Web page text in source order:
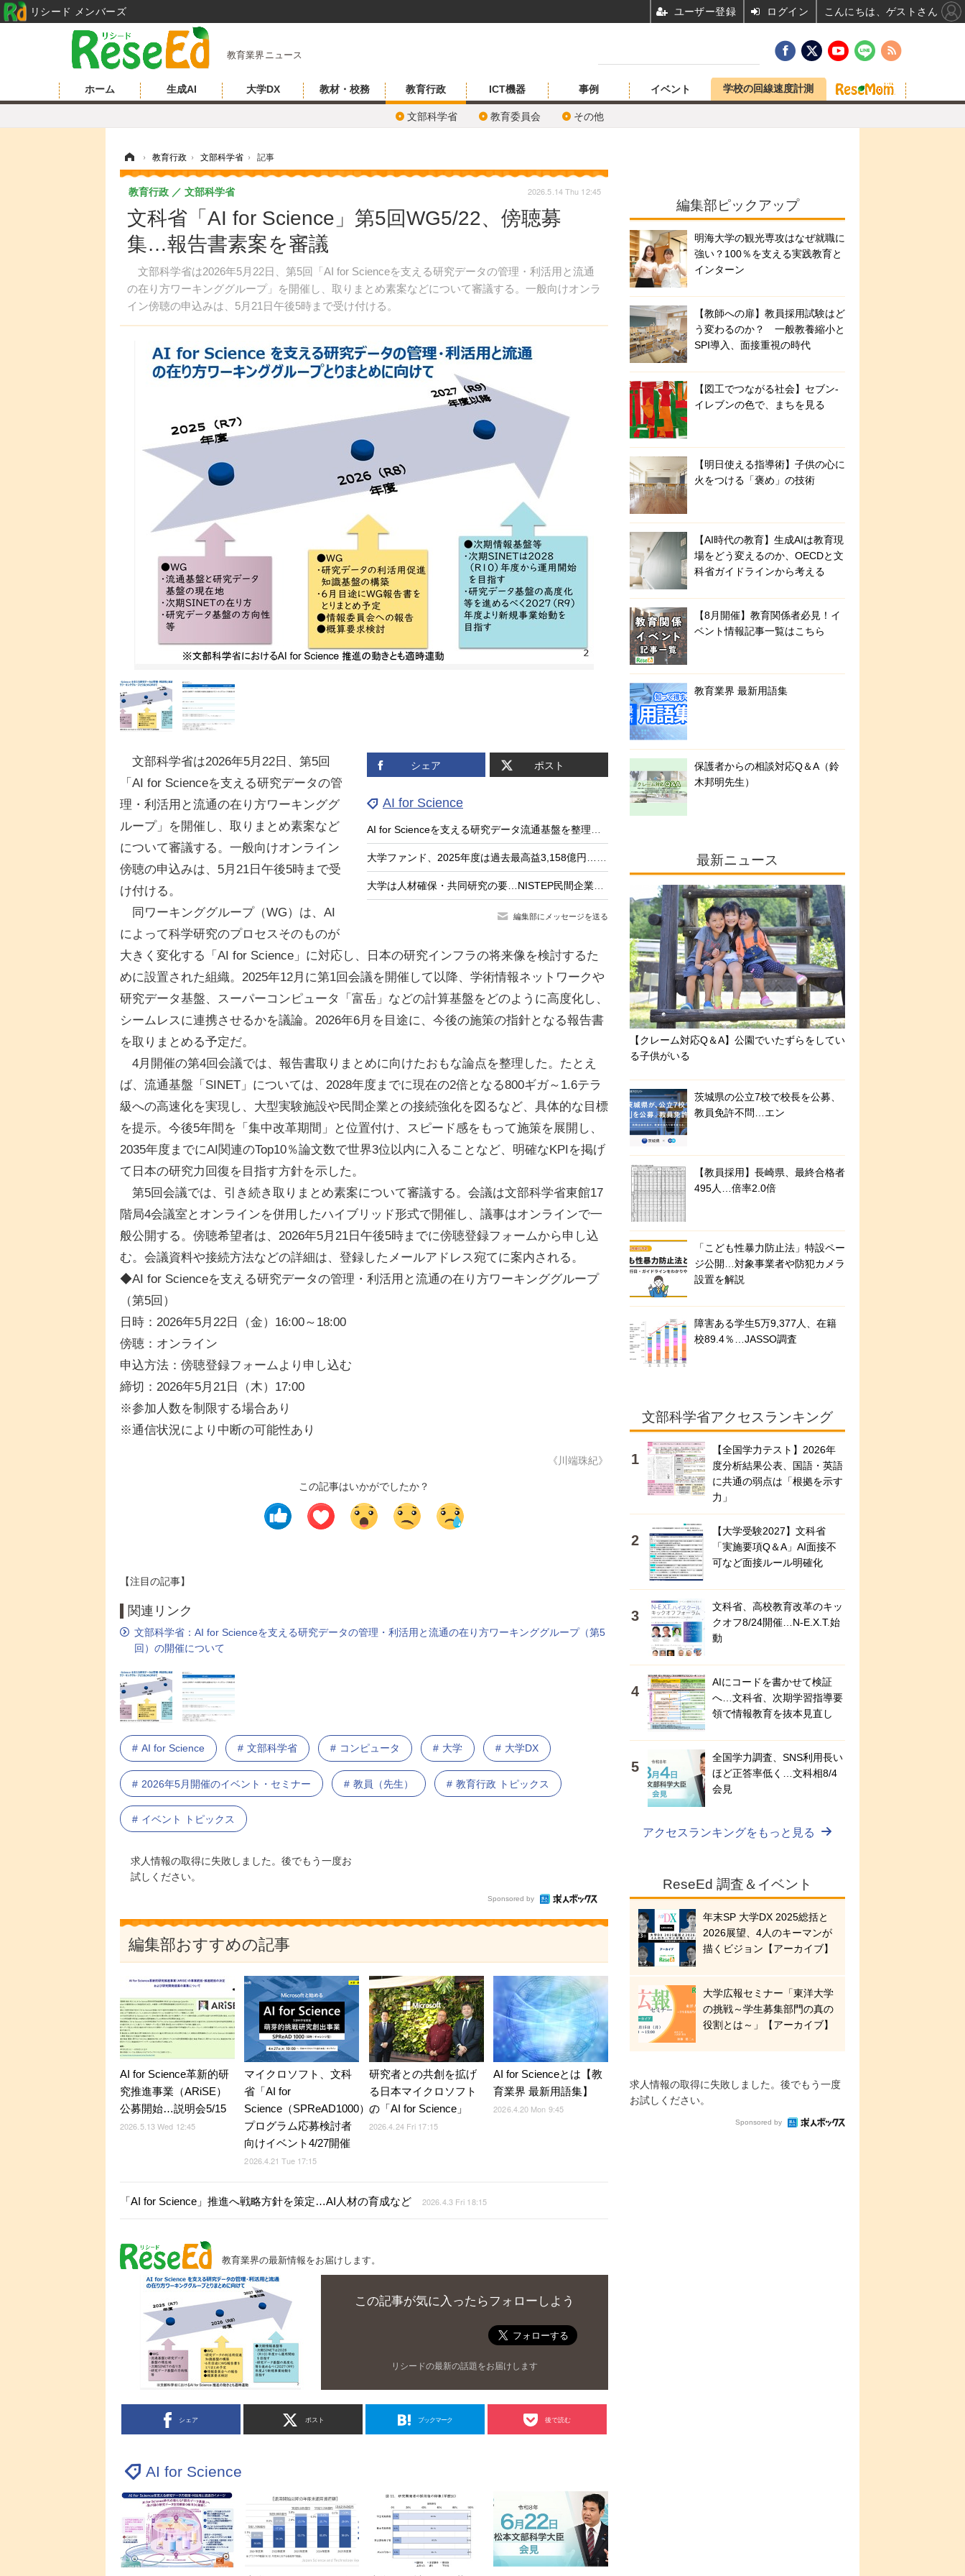
教育業界ニュース
ホーム 生成AI 大学DX 教材・校務 教育行政
文部科学省 教育委員会 その他
ICT機器 事例 イベント 学校の回線速度計測
› 教育行政 › 文部科学省 › 記事
文科省「AI for Science」第5回WG5/22、傍聴募
集…報告書素案を審議
文部科学省は2026年5月22日、第5回「AI for Scienceを支える研究データの管理・利活用と流通
の在り方ワーキンググループ」を開催し、取りまとめ素案などについて審議する。一般向けオンラ
イン傍聴の申込みは、5月21日午後5時まで受け付ける。
教育行政 文部科学省 2026.5.14 Thu 12:45
シェア ポスト
AI for Science
AI for Scienceを支える研究データ流通基盤を整理…文科省
大学ファンド、2025年度は過去最高益3,158億円…JST公表
大学は人材確保・共同研究の要…NISTEP民間企業調査
編集部にメッセージを送る
文部科学省は2026年5月22日、第5回
「AI for Scienceを支える研究データの管
理・利活用と流通の在り方ワーキンググ
ループ」を開催し、取りまとめ素案など
について審議する。一般向けオンライン
傍聴の申込みは、5月21日午後5時まで受
け付ける。
同ワーキンググループ（WG）は、AI
によって科学研究のプロセスそのものが
大きく変化する「AI for Science」に対応し、日本の研究インフラの将来像を検討するた
めに設置された組織。2025年12月に第1回会議を開催して以降、学術情報ネットワークや
研究データ基盤、スーパーコンピュータ「富岳」などの計算基盤をどのように高度化し、
シームレスに連携させるかを議論。2026年6月を目途に、今後の施策の指針となる報告書
を取りまとめる予定だ。
4月開催の第4回会議では、報告書取りまとめに向けたおもな論点を整理した。たとえ
ば、流通基盤「SINET」については、2028年度までに現在の2倍となる800ギガ～1.6テラ
級への高速化を実現し、大型実験施設や民間企業との接続強化を図るなど、具体的な目標
を提示。今後5年間を「集中改革期間」と位置付け、スピード感をもって施策を展開し、
2035年度までにAI関連のTop10％論文数で世界3位以内に入ることなど、明確なKPIを掲げ
て日本の研究力回復を目指す方針を示した。
第5回会議では、引き続き取りまとめ素案について審議する。会議は文部科学省東館17
階局4会議室とオンラインを併用したハイブリッド形式で開催し、議事はオンラインで一
般公開する。傍聴希望者は、2026年5月21日午後5時までに傍聴登録フォームから申し込
む。会議資料や接続方法などの詳細は、登録したメールアドレス宛てに案内される。
◆AI for Scienceを支える研究データの管理・利活用と流通の在り方ワーキンググループ
（第5回）
日時：2026年5月22日（金）16:00～18:00
傍聴：オンライン
申込方法：傍聴登録フォームより申し込む
締切：2026年5月21日（木）17:00
※参加人数を制限する場合あり
※通信状況により中断の可能性あり
《川端珠紀》
この記事はいかがでしたか？
【注目の記事】
関連リンク
文部科学省：AI for Scienceを支える研究データの管理・利活用と流通の在り方ワーキンググループ（第5
回）の開催について
AI for Science 文部科学省 コンピュータ 大学 大学DX
2026年5月開催のイベント・セミナー 教員（先生） 教育行政 トピックス
イベント トピックス
求人情報の取得に失敗しました。後でもう一度お
試しください。
Sponsored by
編集部おすすめの記事
AI for Science革新的研
究推進事業（ARiSE）
公募開始…説明会5/15
2026.5.13 Wed 12:45
マイクロソフト、文科
省「AI for
Science（SPReAD1000）」
プログラム応募検討者
向けイベント4/27開催
2026.4.21 Tue 17:15
研究者との共創を拡げ
る日本マイクロソフト
の「AI for Science」
2026.4.24 Fri 17:15
AI for Scienceとは【教
育業界 最新用語集】
2026.4.20 Mon 9:45
「AI for Science」推進へ戦略方針を策定…AI人材の育成など 2026.4.3 Fri 18:15
教育業界の最新情報をお届けします。
この記事が気に入ったらフォローしよう
リシードの最新の話題をお届けします
シェア ポスト ブックマーク 後で読む
AI for Science
編集部ピックアップ
明海大学の観光専攻はなぜ就職に
強い？100％を支える実践教育と
インターン
【教師への扉】教員採用試験はど
う変わるのか？ 一般教養縮小と
SPI導入、面接重視の時代
【図工でつながる社会】セブン‐
イレブンの色で、まちを見る
【明日使える指導術】子供の心に
火をつける「褒め」の技術
【AI時代の教育】生成AIは教育現
場をどう変えるのか、OECDと文
科省ガイドラインから考える
【8月開催】教育関係者必見！イ
ベント情報記事一覧はこちら
教育業界 最新用語集
保護者からの相談対応Q＆A（鈴
木邦明先生）
最新ニュース
【クレーム対応Q＆A】公園でいたずらをしてい
る子供がいる
茨城県の公立7校で校長を公募、
教員免許不問…エン
【教員採用】長崎県、最終合格者
495人…倍率2.0倍
「こども性暴力防止法」特設ペー
ジ公開…対象事業者や防犯カメラ
設置を解説
障害ある学生5万9,377人、在籍
校89.4％…JASSO調査
文部科学省アクセスランキング
【全国学力テスト】2026年
度分析結果公表、国語・英語
に共通の弱点は「根拠を示す
力」
【大学受験2027】文科省
「実施要項Q＆A」AI面接不
可など面接ルール明確化
文科省、高校教育改革のキッ
クオフ8/24開催…N-E.X.T.始
動
AIにコードを書かせて検証
へ…文科省、次期学習指導要
領で情報教育を抜本見直し
全国学力調査、SNS利用長い
ほど正答率低く…文科相8/4
会見
アクセスランキングをもっと見る
ReseEd 調査＆イベント
年末SP 大学DX 2025総括と
2026展望、4人のキーマンが
描くビジョン【アーカイブ】
大学広報セミナー「東洋大学
の挑戦～学生募集部門の真の
役割とは～」【アーカイブ】
求人情報の取得に失敗しました。後でもう一度
お試しください。
Sponsored by
リシード メンバーズ ユーザー登録 ログイン こんにちは、ゲストさん